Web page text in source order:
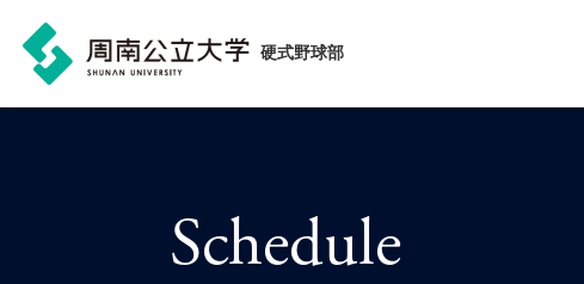
硬式野球部
Schedule